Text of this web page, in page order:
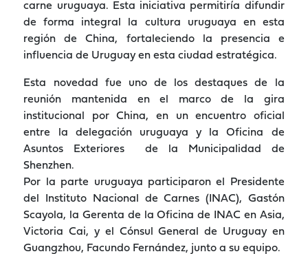
carne uruguaya. Esta iniciativa permitiría difundir
de forma integral la cultura uruguaya en esta
región de China, fortaleciendo la presencia e
influencia de Uruguay en esta ciudad estratégica.
Esta novedad fue uno de los destaques de la
reunión mantenida en el marco de la gira
institucional por China, en un encuentro oficial
entre la delegación uruguaya y la Oficina de
Asuntos Exteriores de la Municipalidad de
Shenzhen.
Por la parte uruguaya participaron el Presidente
del Instituto Nacional de Carnes (INAC), Gastón
Scayola, la Gerenta de la Oficina de INAC en Asia,
Victoria Cai, y el Cónsul General de Uruguay en
Guangzhou, Facundo Fernández, junto a su equipo.